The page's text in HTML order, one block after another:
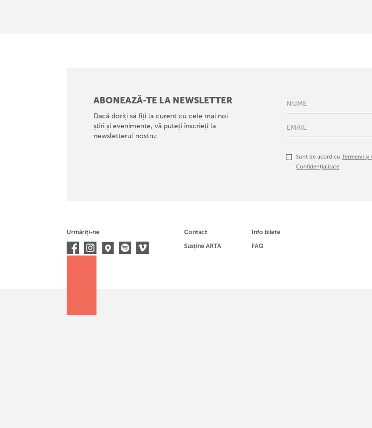
ABONEAZĂ-TE LA NEWSLETTER
Dacă doriți să fiți la curent cu cele mai noi
știri și evenimente, vă puteți înscrieți la
newsletterul nostru:
Sunt de acord cuTermenii și
Confidențialitate
Urmăriți-ne
Contact
Susține ARTA
Info bilete
FAQ